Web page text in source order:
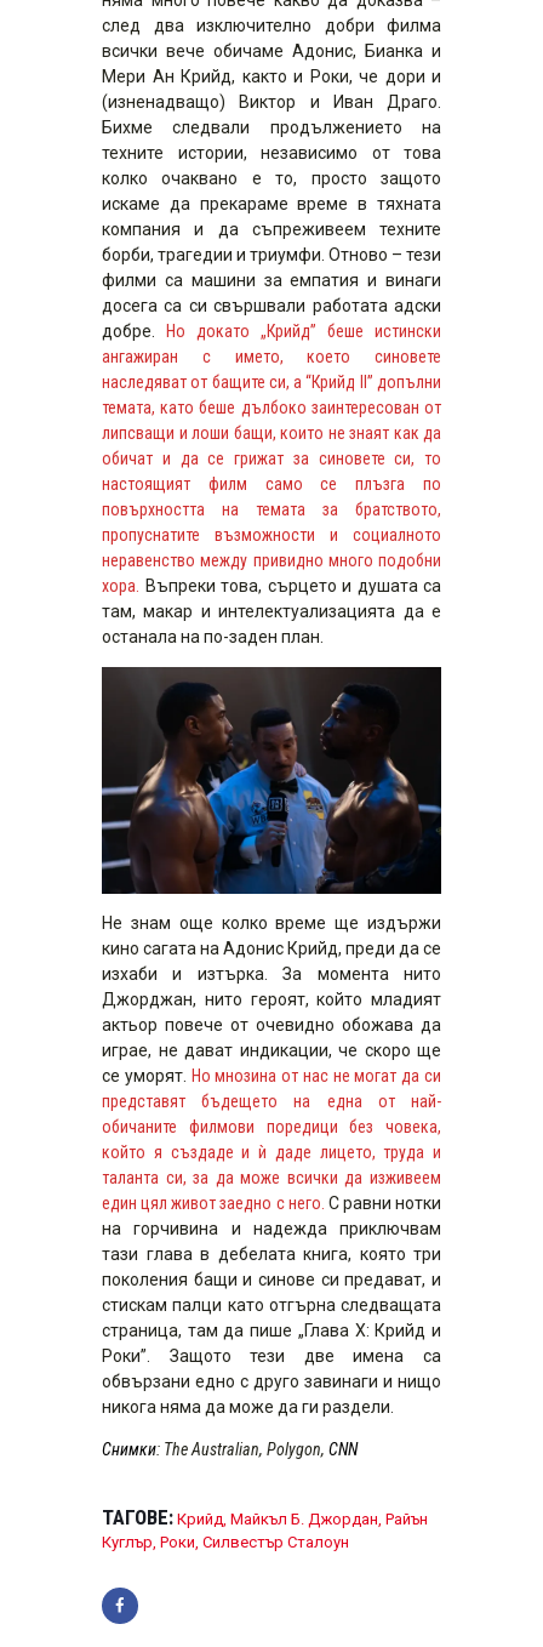
след два изключително добри филма
всички вече обичаме Адонис, Бианка и
Мери Ан Крийд, както и Роки, че дори и
(изненадващо) Виктор и Иван Драго.
Бихме следвали продължението на
техните истории, независимо от това
колко очаквано е то, просто защото
искаме да прекараме време в тяхната
компания и да съпреживеем техните
борби, трагедии и триумфи. Отново – тези
филми са машини за емпатия и винаги
досега са си свършвали работата адски
добре.
Но докато „Крийд” беше истински
ангажиран с името, което синовете
наследяват от бащите си, а “Крийд II” допълни
темата, като беше дълбоко заинтересован от
липсващи и лоши бащи, които не знаят как да
обичат и да се грижат за синовете си, то
настоящият филм само се плъзга по
повърхността на темата за братството,
пропуснатите възможности и социалното
неравенство между привидно много подобни
хора.
Въпреки това, сърцето и душата са
там, макар и интелектуализацията да е
останала на по-заден план.
Не знам още колко време ще издържи
кино сагата на Адонис Крийд, преди да се
изхаби и изтърка. За момента нито
Джорджан, нито героят, който младият
актьор повече от очевидно обожава да
играе, не дават индикации, че скоро ще
се уморят. Но мнозина от нас не могат да си
представят бъдещето на една от най-
обичаните филмови поредици без човека,
който я създаде и ѝ даде лицето, труда и
таланта си, за да може всички да изживеем
един цял живот заедно с него. С равни нотки
на горчивина и надежда приключвам
тази глава в дебелата книга, която три
поколения бащи и синове си предават, и
стискам палци като отгърна следващата
страница, там да пише „Глава X: Крийд и
Роки”. Защото тези две имена са
обвързани едно с друго завинаги и нищо
никога няма да може да ги раздели.
Снимки: The Australian, Polygon, CNN
ТАГОВЕ: Крийд, Майкъл Б. Джордан, Райън
Куглър, Роки, Силвестър Сталоун